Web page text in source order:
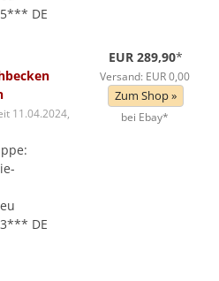
DE
11.04.2024,
DE
EUR 289,90*
Versand: EUR 0,00
Zum Shop »
bei Ebay*